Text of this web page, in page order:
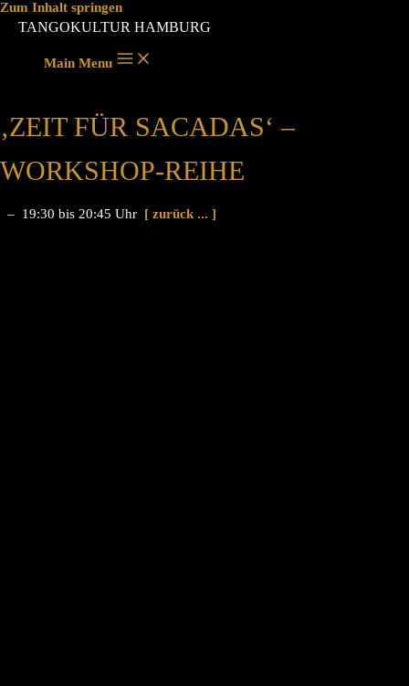
Zum Inhalt springen
TANGOKULTUR HAMBURG
Main Menu
‚ZEIT FÜR SACADAS‘ –
WORKSHOP-REIHE
– 19:30 bis 20:45 Uhr [ zurück ... ]